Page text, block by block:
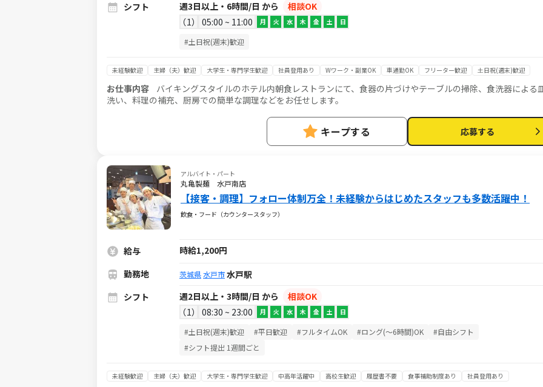
シフト 週3日以上・6時間/日 から
相談OK
1
05:00 ~ 11:00 月 火 水 木 金 土 日
#土日祝(週末)歓迎
未経験歓迎 主婦（夫）歓迎 大学生・専門学生歓迎 社員登用あり Wワーク・副業OK 車通勤OK フリーター歓迎 土日祝(週末)歓迎
お仕事内容 バイキングスタイルのホテル内朝食レストランにて、食器の片づけやテーブルの掃除、食洗器による
洗い、料理の補充、厨房での簡単な調理などをお任せします。
キープする 応募する
アルバイト・パート
丸亀製麺 水戸南店
【接客・調理】フォロー体制万全！未経験からはじめたスタッフも多数活躍中！
飲食・フード（カウンタースタッフ）
給与
時給1,200円
勤務地
茨城県水戸市水戸駅
シフト
週2日以上・3時間/日 から
相談OK
1
08:30 ~ 23:00 月 火 水 木 金 土 日
#土日祝(週末)歓迎 #平日歓迎 #フルタイムOK #ロング(～6時間)OK
#自由シフト
#シフト提出 1週間ごと
未経験歓迎 主婦（夫）歓迎 大学生・専門学生歓迎 中高年活躍中 高校生歓迎 履歴書不要 食事補助制度あり 社員登用あり